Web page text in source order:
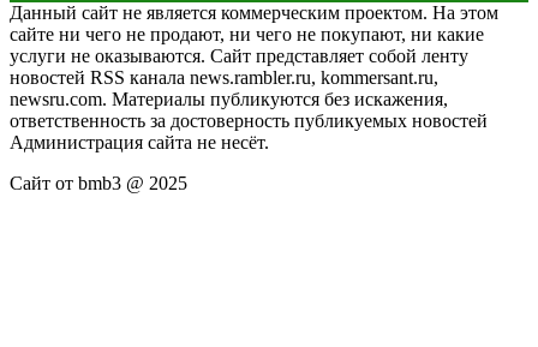
Данный сайт не является коммерческим проектом. На этом
сайте ни чего не продают, ни чего не покупают, ни какие
услуги не оказываются. Сайт представляет собой ленту
новостей RSS канала news.rambler.ru, kommersant.ru,
newsru.com. Материалы публикуются без искажения,
ответственность за достоверность публикуемых новостей
Администрация сайта не несёт.
Сайт от bmb3 @ 2025